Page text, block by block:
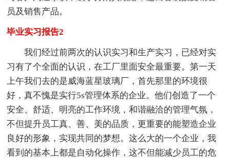
员及销售产品。
毕业实习报告2
我们经过前两次的认识实习和生产实习，已经对实
习有了个全面的认识，在工厂里面安全最重要。第一天
上午我们去的是威海蓝星玻璃厂，首先那里的环境很
好，真不愧是实行5s管理体系的企业。他们创造了一个
安全、舒适、明亮的工作环境，和谐融洽的管理气氛，
不但提升员工真、善、美的品质，更重要的能塑造企业
良好的形象，实现共同的梦想。这么大的一个企业，我
看到的基本上都是自动化操作，这不但能减少员工的危